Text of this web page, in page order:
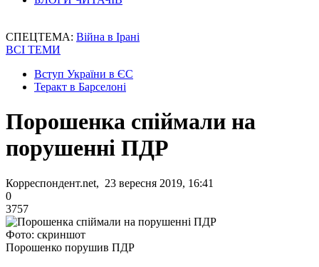
СПЕЦТЕМА: Війна в Ірані
ВСІ ТЕМИ
Вступ України в ЄС
Теракт в Барселоні
Порошенка спіймали на
порушенні ПДР
Корреспондент.net, 23 вересня 2019, 16:41
0
3757
Фото: скриншот
Порошенко порушив ПДР